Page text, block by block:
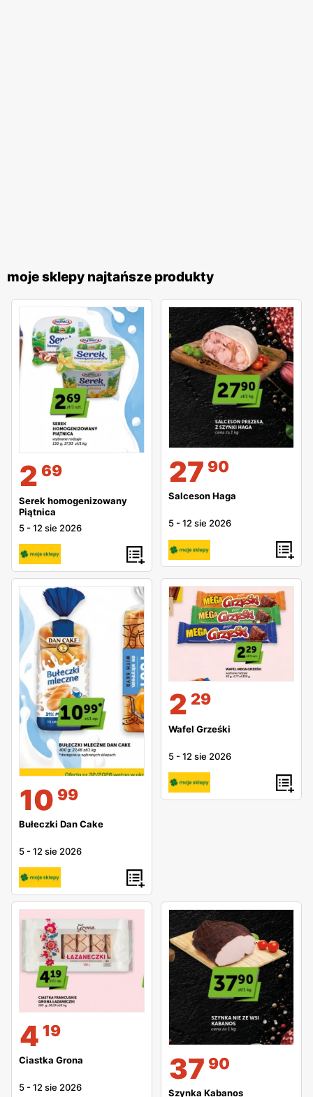
moje sklepy najtańsze produkty
2 69
Serek homogenizowany
Piątnica
5 -12 sie 2026
27 90
Salceson Haga
5 -12 sie 2026
10 99
Bułeczki Dan Cake
5 -12 sie 2026
2 29
Wafel Grześki
5 -12 sie 2026
4 19
Ciastka Grona
5 -12 sie 2026
37 90
Szynka Kabanos